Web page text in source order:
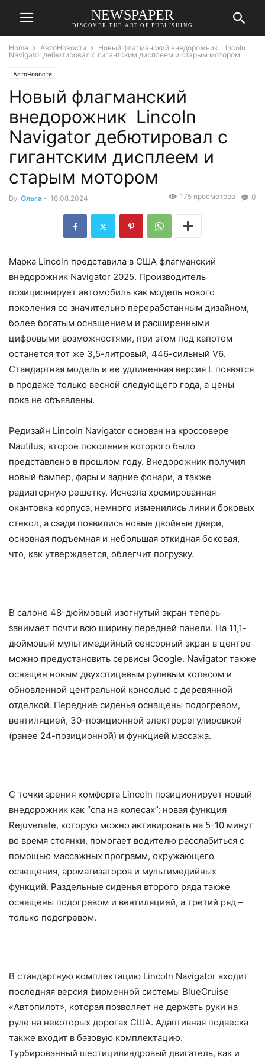
NEWSPAPER
DISCOVER THE ART OF PUBLISHING
Home АвтоНовости
Новый флагманский внедорожник Lincoln
Navigator дебютировал с гигантским дисплеем и старым мотором
АвтоНовости
Новый флагманский
внедорожник Lincoln
Navigator дебютировал с
гигантским дисплеем и
старым мотором
By Ольга - 16.08.2024 0
175 просмотров
Марка Lincoln представила в США флагманский
внедорожник Navigator 2025. Производитель
позиционирует автомобиль как модель нового
поколения со значительно переработанным дизайном,
более богатым оснащением и расширенными
цифровыми возможностями, при этом под капотом
останется тот же 3,5-литровый, 446-сильный V6.
Стандартная модель и ее удлиненная версия L появятся
в продаже только весной следующего года, а цены
пока не объявлены.
Редизайн Lincoln Navigator основан на кроссовере
Nautilus, второе поколение которого было
представлено в прошлом году. Внедорожник получил
новый бампер, фары и задние фонари, а также
радиаторную решетку. Исчезла хромированная
окантовка корпуса, немного изменились линии боковых
стекол, а сзади появились новые двойные двери,
основная подъемная и небольшая откидная боковая,
что, как утверждается, облегчит погрузку.
В салоне 48-дюймовый изогнутый экран теперь
занимает почти всю ширину передней панели. На 11,1-
дюймовый мультимедийный сенсорный экран в центре
можно предустановить сервисы Google. Navigator также
оснащен новым двухспицевым рулевым колесом и
обновленной центральной консолью с деревянной
отделкой. Передние сиденья оснащены подогревом,
вентиляцией, 30-позиционной электрорегулировкой
(ранее 24-позиционной) и функцией массажа.
С точки зрения комфорта Lincoln позиционирует новый
внедорожник как “спа на колесах”: новая функция
Rejuvenate, которую можно активировать на 5-10 минут
во время стоянки, помогает водителю расслабиться с
помощью массажных программ, окружающего
освещения, ароматизаторов и мультимедийных
функций. Раздельные сиденья второго ряда также
оснащены подогревом и вентиляцией, а третий ряд –
только подогревом.
В стандартную комплектацию Lincoln Navigator входит
последняя версия фирменной системы BlueCruise
«Автопилот», которая позволяет не держать руки на
руле на некоторых дорогах США. Адаптивная подвеска
также входит в базовую комплектацию.
Турбированный шестицилиндровый двигатель, как и